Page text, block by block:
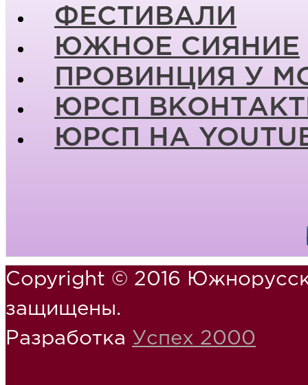
ФЕСТИВАЛИ
ЮЖНОЕ СИЯНИЕ
ПРОВИНЦИЯ У
ЮРСП
ЮРСП НА
Copyright © 2016
защищены.
Разработка Успех 2000